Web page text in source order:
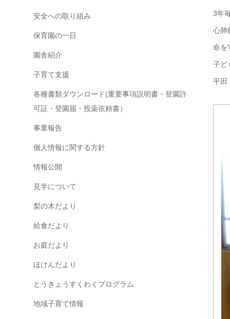
3年
心肺
命を
子ど
平田
安全への取り組み
保育園の一日
園舎紹介
子育て支援
各種書類ダウンロード(重要事項説明書・登園許
可証・登園届・投薬依頼書）
事業報告
個人情報に関する方針
情報公開
見学について
梨の木だより
給食だより
お庭だより
ほけんだより
とうきょうすくわくプログラム
地域子育て情報